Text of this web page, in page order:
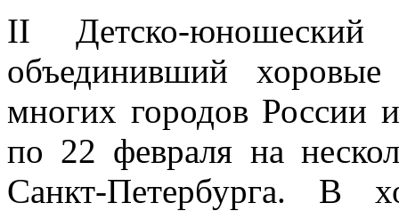
II Детско-
объединивший
многих городов России
по 22 февраля на
Санкт-Петербурга. В